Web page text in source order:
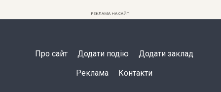
РЕКЛАМА НА САЙТІ
Про сайт Додати подію Додати заклад
Реклама Контакти